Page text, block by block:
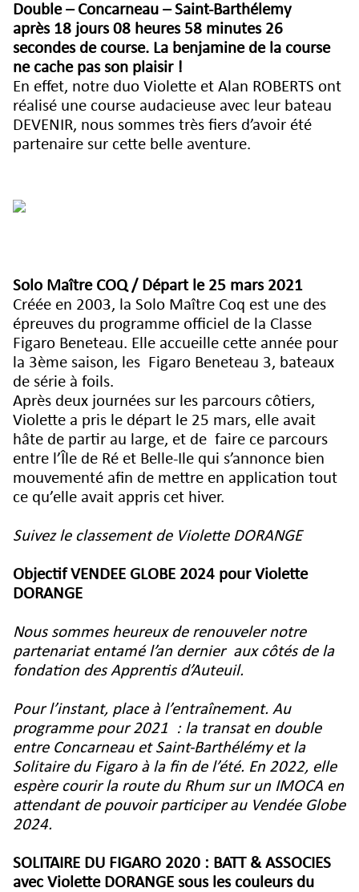
Double – Concarneau – Saint-Barthélemy
après 18 jours 08 heures 58 minutes 26
secondes de course. La benjamine de la course
ne cache pas son plaisir !
En effet, notre duo Violette et Alan ROBERTS ont
réalisé une course audacieuse avec leur bateau
DEVENIR, nous sommes très fiers d’avoir été
partenaire sur cette belle aventure.
Solo Maître COQ / Départ le 25 mars 2021
Créée en 2003, la Solo Maître Coq est une des
épreuves du programme officiel de la Classe
Figaro Beneteau. Elle accueille cette année pour
la 3ème saison, les Figaro Beneteau 3, bateaux
de série à foils.
Après deux journées sur les parcours côtiers,
Violette a pris le départ le 25 mars, elle avait
hâte de partir au large, et de faire ce parcours
entre l’Île de Ré et Belle-Ile qui s’annonce bien
mouvementé afin de mettre en application tout
ce qu’elle avait appris cet hiver.
Suivez le classement de Violette DORANGE
Objectif VENDEE GLOBE 2024 pour Violette
DORANGE
Nous sommes heureux de renouveler notre
partenariat entamé l’an dernier aux côtés de la
fondation des Apprentis d’Auteuil.
Pour l’instant, place à l’entraînement. Au
programme pour 2021 : la transat en double
entre Concarneau et Saint-Barthélémy et la
Solitaire du Figaro à la fin de l’été. En 2022, elle
espère courir la route du Rhum sur un IMOCA en
attendant de pouvoir participer au Vendée Globe
2024.
SOLITAIRE DU FIGARO 2020 : BATT & ASSOCIES
avec Violette DORANGE sous les couleurs du